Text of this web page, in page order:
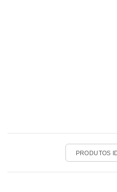
PRODUTOS